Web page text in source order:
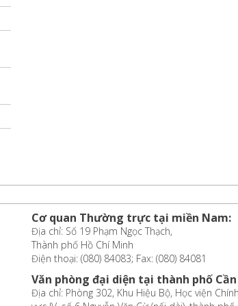
Cơ quan Thường trực tại miền Nam:
Địa chỉ: Số 19 Phạm Ngọc Thạch,
Thành phố Hồ Chí Minh
Điện thoại: (080) 84083; Fax: (080) 84081
Văn phòng đại diện tại thành phố
Địa chỉ: Phòng 302, Khu Hiệu Bộ, Học viện